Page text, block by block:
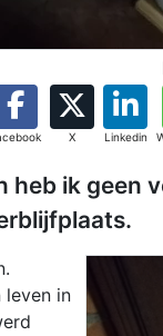
X Linkedin
heb ik geen
leven in